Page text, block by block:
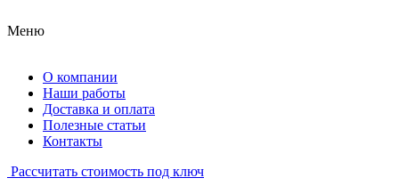
Меню
О компании
Наши работы
Доставка и оплата
Полезные статьи
Контакты
Рассчитать стоимость под ключ